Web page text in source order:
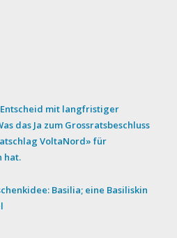
mit langfristiger
das Ja zum Grossratsbeschluss
VoltaNord» für
hat.
Basilia; eine Basiliskin